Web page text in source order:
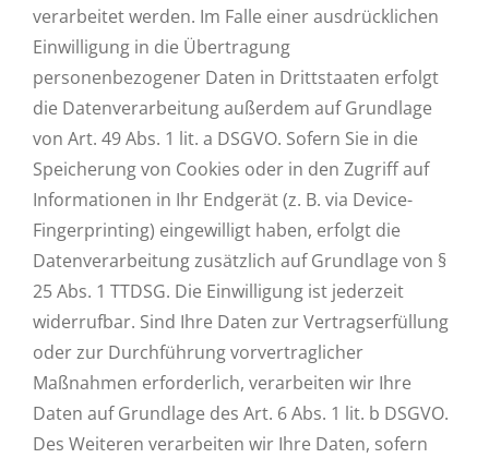
verarbeitet werden. Im Falle einer ausdrücklichen
Einwilligung in die Übertragung
personenbezogener Daten in Drittstaaten erfolgt
die Datenverarbeitung außerdem auf Grundlage
von Art. 49 Abs. 1 lit. a DSGVO. Sofern Sie in die
Speicherung von Cookies oder in den Zugriff auf
Informationen in Ihr Endgerät (z. B. via Device-
Fingerprinting) eingewilligt haben, erfolgt die
Datenverarbeitung zusätzlich auf Grundlage von §
25 Abs. 1 TTDSG. Die Einwilligung ist jederzeit
widerrufbar. Sind Ihre Daten zur Vertragserfüllung
oder zur Durchführung vorvertraglicher
Maßnahmen erforderlich, verarbeiten wir Ihre
Daten auf Grundlage des Art. 6 Abs. 1 lit. b DSGVO.
Des Weiteren verarbeiten wir Ihre Daten, sofern